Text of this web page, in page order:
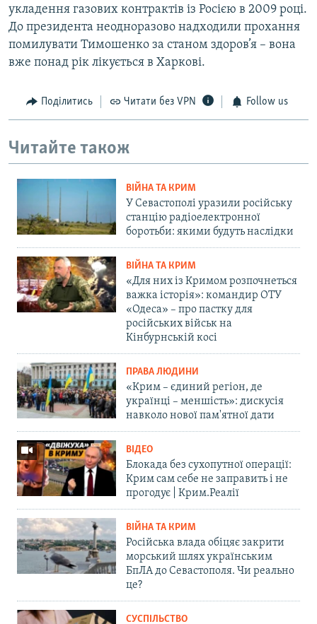
укладення газових контрактів із Росією в 2009 році.
До президента неодноразово надходили прохання
помилувати Тимошенко за станом здоров’я – вона
вже понад рік лікується в Харкові.
Поділитись Читати без VPN Follow us
Читайте також
ВІЙНА ТА КРИМ
У Севастополі уразили російську
станцію радіоелектронної
боротьби: якими будуть наслідки
ВІЙНА ТА КРИМ
«Для них із Кримом розпочнеться
важка історія»: командир ОТУ
«Одеса» – про пастку для
російських військ на
Кінбурнській косі
ПРАВА ЛЮДИНИ
«Крим – єдиний регіон, де
українці – меншість»: дискусія
навколо нової пам'ятної дати
ВІДЕО
Блокада без сухопутної операції:
Крим сам себе не заправить і не
прогодує | Крим.Реалії
ВІЙНА ТА КРИМ
Російська влада обіцяє закрити
морський шлях українським
БпЛА до Севастополя. Чи реально
це?
СУСПІЛЬСТВО